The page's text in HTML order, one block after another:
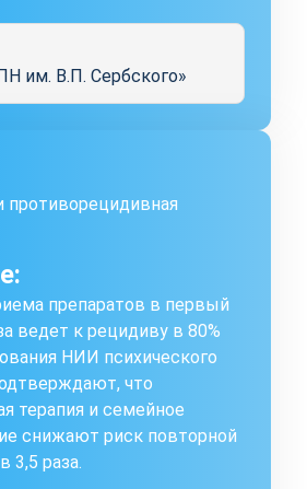
им. В.П. Сербского»
противорецидивная
препаратов в первый
ведет к рецидиву в 80%
НИИ психического
что
терапия и семейное
снижают риск повторной
3,5 раза.